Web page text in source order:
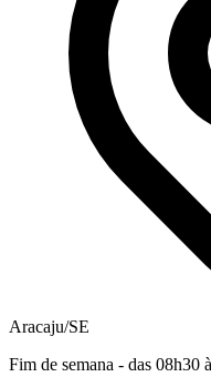
Aracaju/SE
Fim de semana - das 08h30